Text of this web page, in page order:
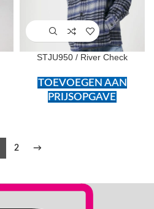
STJU950 / River Check
TOEVOEGEN AAN
PRIJSOPGAVE
2 →